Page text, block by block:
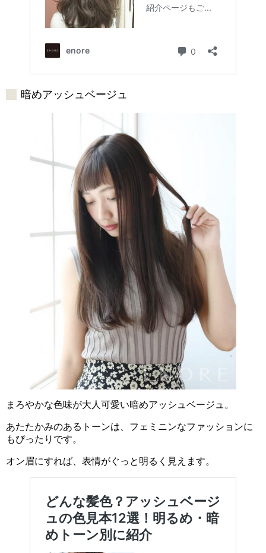
暗めアッシュベージュ
まろやかな色味が大人可愛い暗めアッシュベージュ。
あたたかみのあるトーンは、フェミニンなファッションに
もぴったりです。
オン眉にすれば、表情がぐっと明るく見えます。